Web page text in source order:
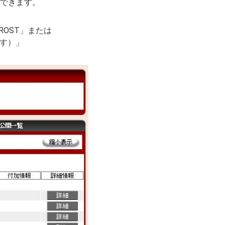
きます。
」または
）」